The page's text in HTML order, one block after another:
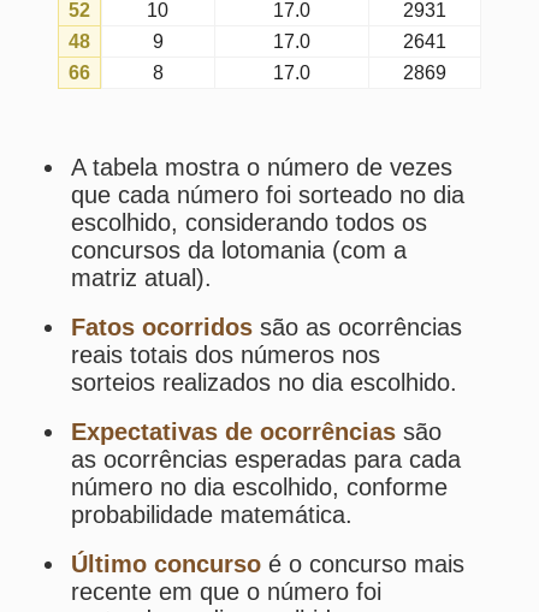
Média de intervalos
é a média
geral de intervalos entre concursos
do dia escolhido em que o número
foi sorteado (até o último concurso
Osfatose expectativastendem a
se aproximar quanto maior for a
amostragem.
Estatísticas da Lotomania
Desdobramentos da Lotomania
Palpites Estatísticos da Lotomania
Análise de Apostas da Lotomania